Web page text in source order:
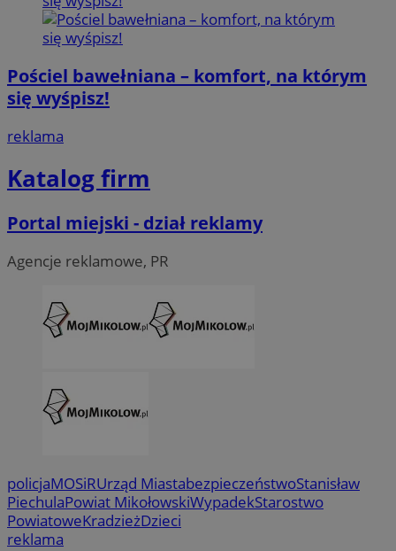
Pościel bawełniana – komfort, na którym
się wyśpisz!
reklama
Katalog firm
Portal miejski - dział reklamy
Agencje reklamowe, PR
policjaMOSiRUrząd MiastabezpieczeństwoStanisław
PiechulaPowiat MikołowskiWypadekStarostwo
PowiatoweKradzieżDzieci
reklama